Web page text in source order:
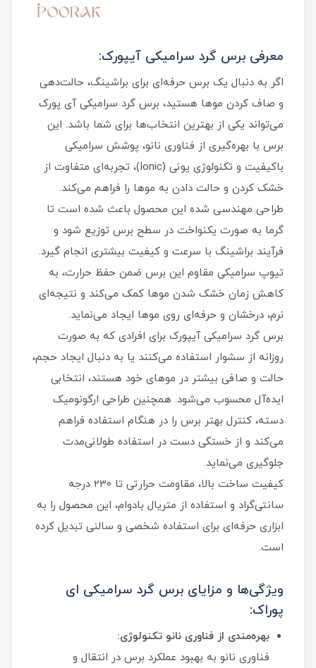
معرفی برس گرد سرامیکی آیپورک:
اگر به دنبال یک برس حرفه‌ای برای براشینگ، حالت‌دهی
و صاف کردن موها هستید، برس گرد سرامیکی آی پورک
می‌تواند یکی از بهترین انتخاب‌ها برای شما باشد. این
برس با بهره‌گیری از فناوری نانو، پوشش سرامیکی
باکیفیت و تکنولوژی یونی (Ionic)، تجربه‌ای متفاوت از
خشک کردن و حالت دادن به موها را فراهم می‌کند.
طراحی مهندسی‌ شده این محصول باعث شده است تا
گرما به صورت یکنواخت در سطح برس توزیع شود و
فرآیند براشینگ با سرعت و کیفیت بیشتری انجام گیرد.
تیوپ سرامیکی مقاوم این برس ضمن حفظ حرارت، به
کاهش زمان خشک شدن موها کمک می‌کند و نتیجه‌ای
نرم، درخشان و حرفه‌ای روی موها ایجاد می‌نماید.
برس گرد سرامیکی آیپورک برای افرادی که به صورت
روزانه از سشوار استفاده می‌کنند یا به دنبال ایجاد حجم،
حالت و صافی بیشتر در موهای خود هستند، انتخابی
ایده‌آل محسوب می‌شود. همچنین طراحی ارگونومیک
دسته، کنترل بهتر برس را در هنگام استفاده فراهم
می‌کند و از خستگی دست در استفاده طولانی‌مدت
جلوگیری می‌نماید.
کیفیت ساخت بالا، مقاومت حرارتی تا 230 درجه
سانتی‌گراد و استفاده از متریال بادوام، این محصول را به
ابزاری حرفه‌ای برای استفاده شخصی و سالنی تبدیل کرده
است.
ویژگی‌ها و مزایای برس گرد سرامیکی ای
پوراک:
بهره‌مندی از فناوری نانو تکنولوژی:
فناوری نانو به بهبود عملکرد برس در انتقال و